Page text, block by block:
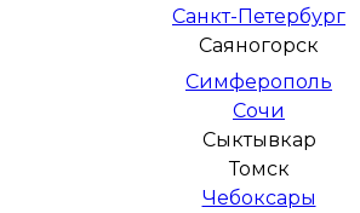
Санкт-Петербург
Саяногорск
Симферополь
Сочи
Сыктывкар
Томск
Чебоксары